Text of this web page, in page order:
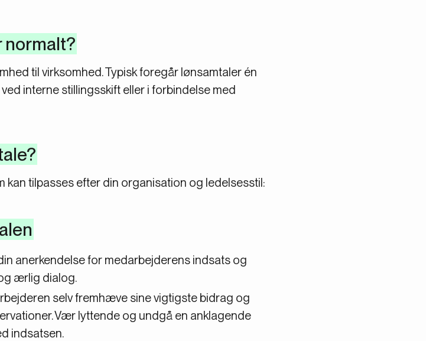
normalt?
til virksomhed. Typisk foregår lønsamtaler én
interne stillingsskift eller i forbindelse med
kan tilpasses efter din organisation og ledelsesstil:
anerkendelse for medarbejderens indsats og
ærlig dialog.
selv fremhæve sine vigtigste bidrag og
Vær lyttende og undgå en anklagende
indsatsen.